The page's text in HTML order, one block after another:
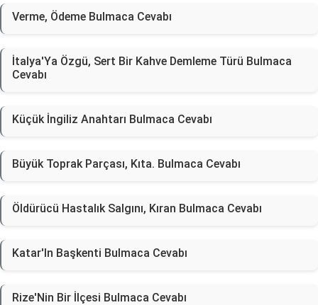
Verme, Ödeme Bulmaca Cevabı
İtalya'Ya Özgü, Sert Bir Kahve Demleme Türü Bulmaca
Cevabı
Küçük İngiliz Anahtarı Bulmaca Cevabı
Büyük Toprak Parçası, Kıta. Bulmaca Cevabı
Öldürücü Hastalık Salgını, Kıran Bulmaca Cevabı
Katar'In Başkenti Bulmaca Cevabı
Rize'Nin Bir İlçesi Bulmaca Cevabı